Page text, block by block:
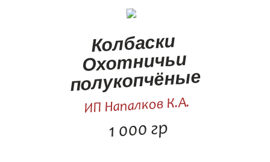
Колбаски
Охотничьи
полукопчёные
ИП Напалков К.А.
1 000 гр